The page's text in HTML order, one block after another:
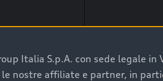
Italia S.p.A. con sede legale
nostre affiliate e partner, in